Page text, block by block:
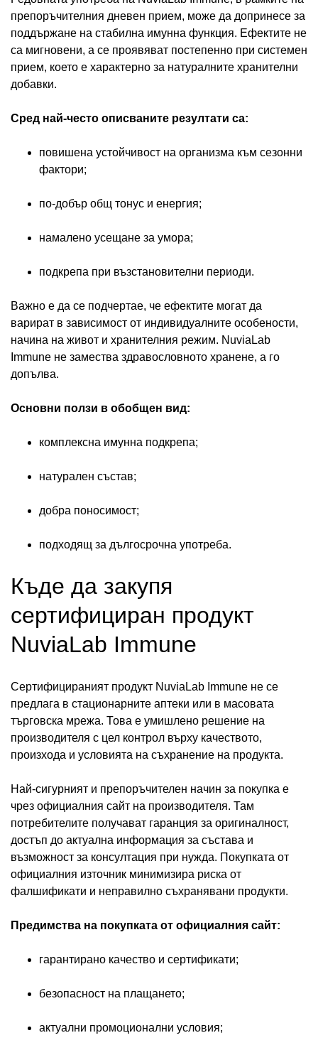
препоръчителния дневен прием, може да допринесе за
поддържане на стабилна имунна функция. Ефектите не
са мигновени, а се проявяват постепенно при системен
прием, което е характерно за натуралните хранителни
добавки.
Сред най-често описваните резултати са:
повишена устойчивост на организма към сезонни
фактори;
по-добър общ тонус и енергия;
намалено усещане за умора;
подкрепа при възстановителни периоди.
Важно е да се подчертае, че ефектите могат да
варират в зависимост от индивидуалните особености,
начина на живот и хранителния режим. NuviaLab
Immune не замества здравословното хранене, а го
допълва.
Основни ползи в обобщен вид:
комплексна имунна подкрепа;
натурален състав;
добра поносимост;
подходящ за дългосрочна употреба.
Къде да закупя
сертифициран продукт
NuviaLab Immune
Сертифицираният продукт NuviaLab Immune не се
предлага в стационарните аптеки или в масовата
търговска мрежа. Това е умишлено решение на
производителя с цел контрол върху качеството,
произхода и условията на съхранение на продукта.
Най-сигурният и препоръчителен начин за покупка е
чрез официалния сайт на производителя. Там
потребителите получават гаранция за оригиналност,
достъп до актуална информация за състава и
възможност за консултация при нужда. Покупката от
официалния източник минимизира риска от
фалшификати и неправилно съхранявани продукти.
Предимства на покупката от официалния сайт:
гарантирано качество и сертификати;
безопасност на плащането;
актуални промоционални условия;